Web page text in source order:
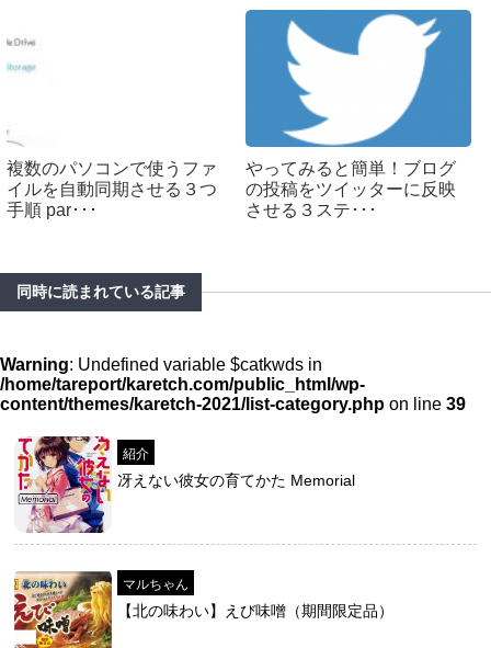
複数のパソコンで使うファ
イルを自動同期させる３つ
手順 par･･･
やってみると簡単！ブログ
の投稿をツイッターに反映
させる３ステ･･･
同時に読まれている記事
Warning: Undefined variable $catkwds in
/home/tareport/karetch.com/public_html/wp-
content/themes/karetch-2021/list-category.php on line 39
紹介
冴えない彼女の育てかた Memorial
マルちゃん
【北の味わい】えび味噌（期間限定品）